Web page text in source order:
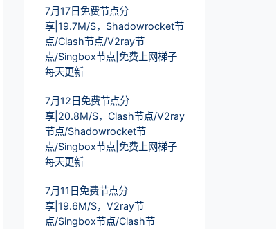
7月17日免费节点分
享|19.7M/S，Shadowrocket节
点/Clash节点/V2ray节
点/Singbox节点|免费上网梯子
每天更新
7月12日免费节点分
享|20.8M/S，Clash节点/V2ray
节点/Shadowrocket节
点/Singbox节点|免费上网梯子
每天更新
7月11日免费节点分
享|19.6M/S，V2ray节
点/Singbox节点/Clash节